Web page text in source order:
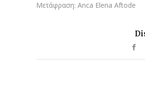
Μετάφραση: Anca Elena Aftode